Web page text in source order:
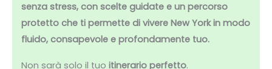
senza stress, con scelte guidate e un percorso
protetto che ti permette di vivere New York in modo
fluido, consapevole e profondamente tuo.
Non sarà solo il tuo itinerario perfetto.